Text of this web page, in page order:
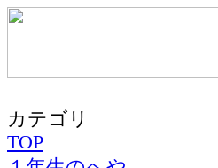
カテゴリ
TOP